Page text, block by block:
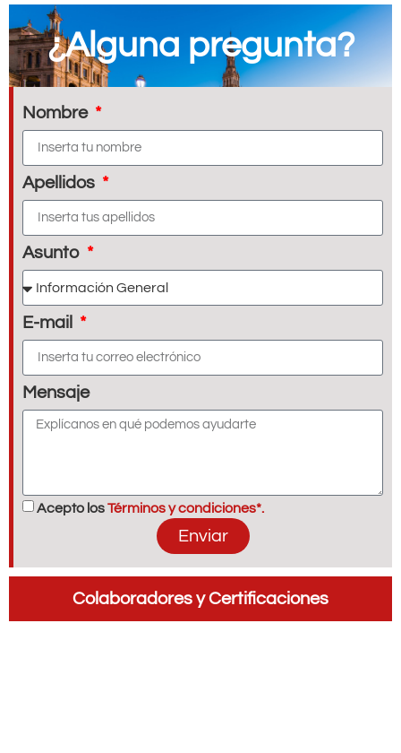
¿Alguna pregunta?
Nombre
Apellidos
Asunto
E-mail
Mensaje
Acepto losTérminos y condiciones*.
Enviar
Colaboradores y Certificaciones